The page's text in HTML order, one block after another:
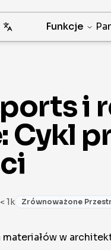
Funkcje
i
Cykl
< 1k Zrównoważone